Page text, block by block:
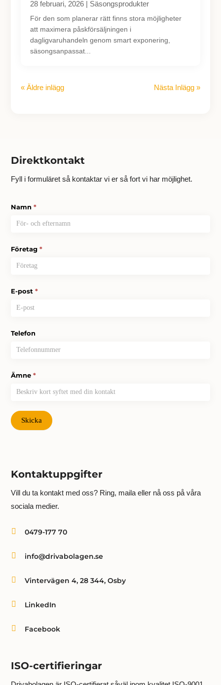
28 februari, 2026 | Säsongsprodukter
För den som planerar rätt finns stora möjligheter
att maximera påskförsäljningen i
dagligvaruhandeln genom smart exponering,
säsongsanpassat...
« Äldre inlägg Nästa Inlägg »
Direktkontakt
Fyll i formuläret så kontaktar vi er så fort vi har möjlighet.
Kontakt
Namn*
Företag*
E-post*
Telefon
Ämne*
Skicka
Kontaktuppgifter
Vill du ta kontakt med oss? Ring, maila eller nå oss på våra
sociala medier.
 0479-177 70
 info@drivabolagen.se
 Vintervägen 4, 28 344, Osby
 LinkedIn
 Facebook
ISO-certifieringar